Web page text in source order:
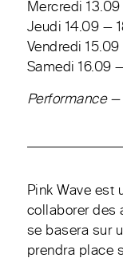
Mercredi
Jeudi 14.09 —
Vendredi
Samedi 16.09
Performance —
Pink Wave est
collaborer des
se basera sur
prendra place